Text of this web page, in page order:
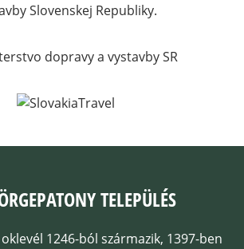
Slovenskej Republiky.
TELEPÜLÉS
1246-ból származik, 1397-ben